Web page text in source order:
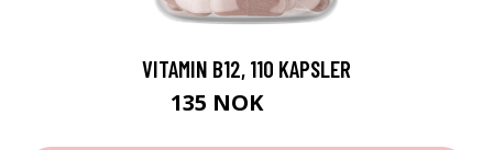
VITAMIN B12, 110 KAPSLER
135 NOK